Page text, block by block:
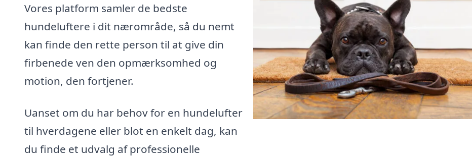
Vores platform samler de bedste
hundeluftere i dit nærområde, så du nemt
kan finde den rette person til at give din
firbenede ven den opmærksomhed og
motion, den fortjener.
Uanset om du har behov for en hundelufter
til hverdagene eller blot en enkelt dag, kan
du finde et udvalg af professionelle